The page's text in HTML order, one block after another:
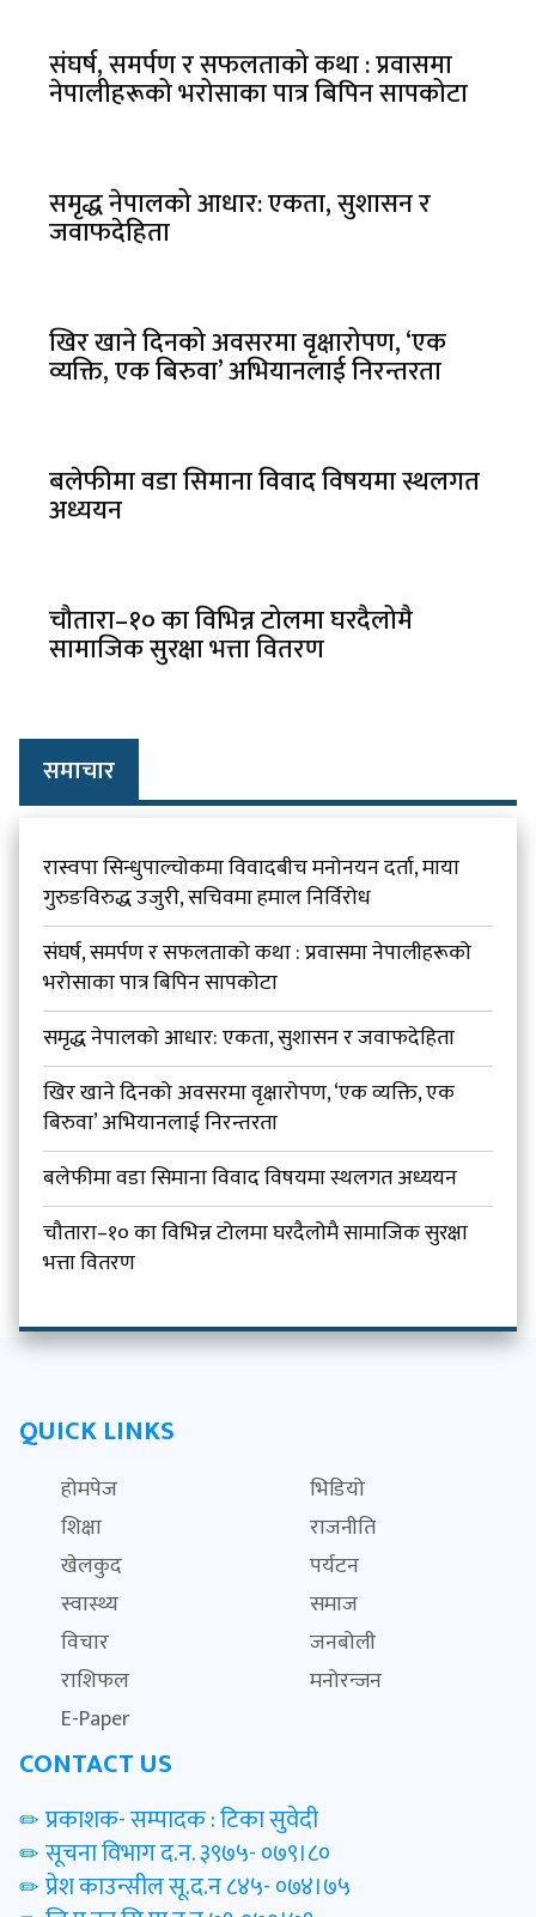
संघर्ष, समर्पण र सफलताको कथा : प्रवासमा
नेपालीहरूको भरोसाका पात्र बिपिन सापकोटा
समृद्ध नेपालको आधार: एकता, सुशासन र
जवाफदेहिता
खिर खाने दिनको अवसरमा वृक्षारोपण, ‘एक
व्यक्ति, एक बिरुवा’ अभियानलाई निरन्तरता
बलेफीमा वडा सिमाना विवाद विषयमा स्थलगत
अध्ययन
चौतारा–१० का विभिन्न टोलमा घरदैलोमै
सामाजिक सुरक्षा भत्ता वितरण
समाचार
रास्वपा सिन्धुपाल्चोकमा विवादबीच मनोनयन दर्ता, माया
गुरुङविरुद्ध उजुरी, सचिवमा हमाल निर्विरोध
संघर्ष, समर्पण र सफलताको कथा : प्रवासमा नेपालीहरूको
भरोसाका पात्र बिपिन सापकोटा
समृद्ध नेपालको आधार: एकता, सुशासन र जवाफदेहिता
खिर खाने दिनको अवसरमा वृक्षारोपण, ‘एक व्यक्ति, एक
बिरुवा’ अभियानलाई निरन्तरता
बलेफीमा वडा सिमाना विवाद विषयमा स्थलगत अध्ययन
चौतारा–१० का विभिन्न टोलमा घरदैलोमै सामाजिक सुरक्षा
भत्ता वितरण
QUICK LINKS
होमपेज
भिडियो
शिक्षा
राजनीति
खेलकुद
पर्यटन
स्वास्थ्य
समाज
विचार
जनबोली
राशिफल
मनोरन्जन
E-Paper
CONTACT US
प्रकाशक- सम्पादक : टिका सुवेदी
सूचना विभाग द.न. ३९७५- ०७९।८०
प्रेश काउन्सील सू.द.न ८४५- ०७४।७५